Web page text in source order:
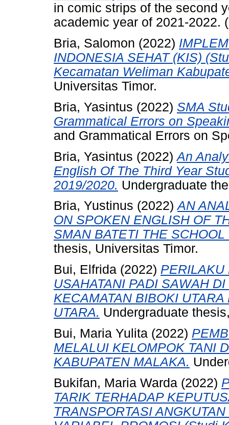
in comic strips of the second
academic year of 2021-2022.
Bria, Salomon (2022)
INDONESIA SEHAT (KIS)
Kecamatan Weliman
Universitas Timor.
Bria, Yasintus (2022) SMA
Grammatical Errors on
and Grammatical Errors on
Bria, Yasintus (2022)An
English Of The Third Year
2019/2020. Undergraduate
Bria, Yustinus (2022)AN
ON SPOKEN ENGLISH OF
SMAN BATETI THE
thesis, Universitas Timor.
Bui, Elfrida (2022) PERILAKU
USAHATANI PADI SAWAH
KECAMATAN BIBOKI
UTARA. Undergraduate
Bui, Maria Yulita (2022)
MELALUI KELOMPOK TANI
KABUPATEN MALAKA.
Bukifan, Maria Warda (2022)
TARIK TERHADAP
TRANSPORTASI